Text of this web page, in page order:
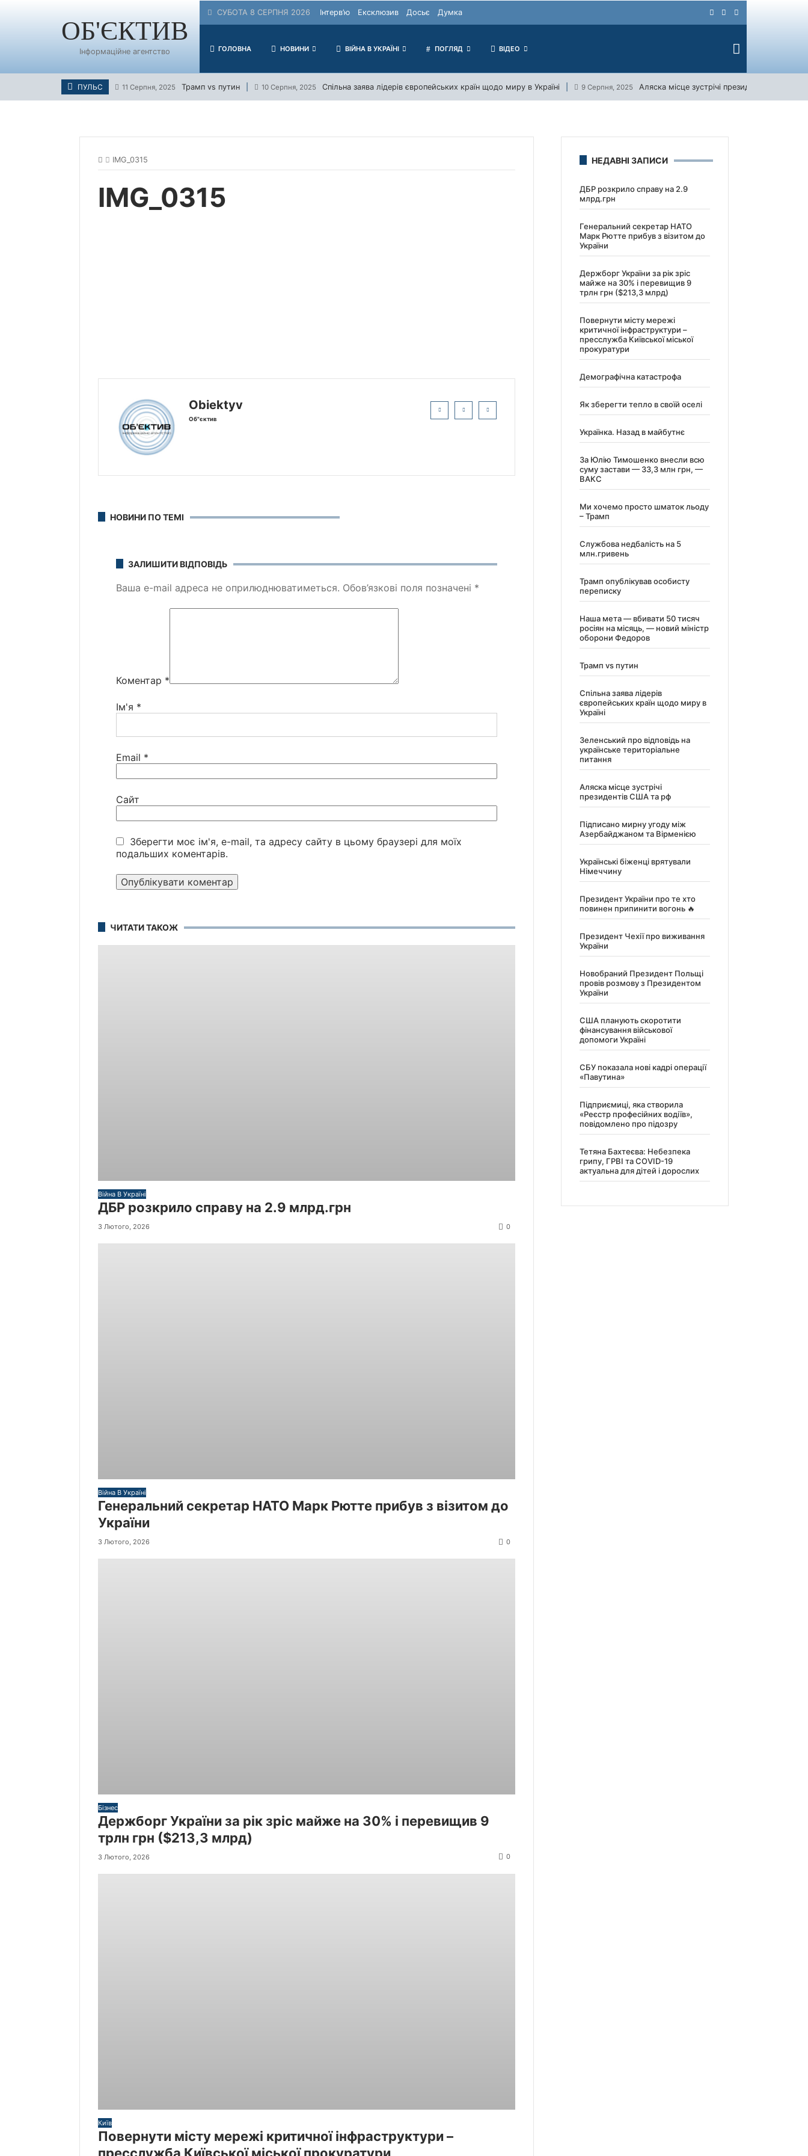
ОБ'ЄКТИВ
Інформаційне агентство
СУБОТА 8 СЕРПНЯ 2026 Інтерв’ю Ексклюзив Досьє Думка
ГОЛОВНА НОВИНИ ВІЙНА В УКРАЇНІ ПОГЛЯД ВІДЕО
ПУЛЬС 11 Серпня, 2025 Трамп vs путин 10 Серпня, 2025 Спільна заява лідерів європейських країн щодо миру в Україні 9 Серпня, 2025 Аляска місце зустрічі президентів США та
IMG_0315
IMG_0315
Obiektyv
Об"єктив
НОВИНИ ПО ТЕМІ
ЗАЛИШИТИ ВІДПОВІДЬ
Ваша e-mail адреса не оприлюднюватиметься. Обов’язкові поля позначені *
Коментар *
Ім'я *
Email *
Сайт
Зберегти моє ім'я, e-mail, та адресу сайту в цьому браузері для моїх
подальших коментарів.
ЧИТАТИ ТАКОЖ
Війна В Україні
ДБР розкрило справу на 2.9 млрд.грн
3 Лютого, 2026 0
Війна В Україні
Генеральний секретар НАТО Марк Рютте прибув з візитом до
України
3 Лютого, 2026 0
Бізнес
Держборг України за рік зріс майже на 30% і перевищив 9
трлн грн ($213,3 млрд)
3 Лютого, 2026 0
Київ
Повернути місту мережі критичної інфраструктури –
НЕДАВНІ ЗАПИСИ
ДБР розкрило справу на 2.9
млрд.грн
Генеральний секретар НАТО
Марк Рютте прибув з візитом до
України
Держборг України за рік зріс
майже на 30% і перевищив 9
трлн грн ($213,3 млрд)
Повернути місту мережі
критичної інфраструктури –
пресслужба Київської міської
прокуратури
Демографічна катастрофа
Як зберегти тепло в своїй оселі
Українка. Назад в майбутнє
За Юлію Тимошенко внесли всю
суму застави — 33,3 млн грн, —
ВАКС
Ми хочемо просто шматок льоду
– Трамп
Службова недбалість на 5
млн.гривень
Трамп опублікував особисту
переписку
Наша мета — вбивати 50 тисяч
росіян на місяць, — новий міністр
оборони Федоров
Трамп vs путин
Спільна заява лідерів
європейських країн щодо миру в
Україні
Зеленський про відповідь на
українське територіальне
питання
Аляска місце зустрічі
президентів США та рф
Підписано мирну угоду між
Азербайджаном та Вірменією
Українські біженці врятували
Німеччину
Президент України про те хто
повинен припинити вогонь 🔥
Президент Чехії про виживання
України
Новобраний Президент Польщі
провів розмову з Президентом
України
США планують скоротити
фінансування військової
допомоги Україні
СБУ показала нові кадрі операції
«Павутина»
Підприємиці, яка створила
«Реєстр професійних водіїв»,
повідомлено про підозру
Тетяна Бахтеєва: Небезпека
грипу, ГРВІ та COVID-19
актуальна для дітей і дорослих